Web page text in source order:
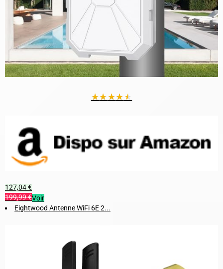
★★★★★
127,04 €
199,99 €Voir
Eightwood Antenne WiFi 6E 2...